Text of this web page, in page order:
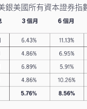
銀美國所有資本證券指